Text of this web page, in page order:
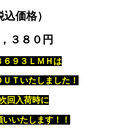
込価格）
３８０円
６９３ＬＭＨは
Ｔいたしました！
回入荷時に
いたします！！